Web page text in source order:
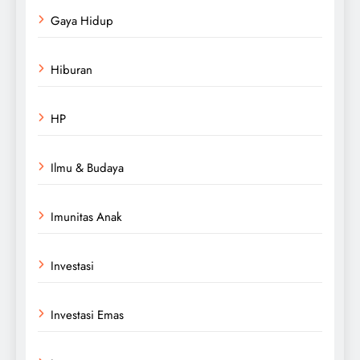
Gaya Hidup
Hiburan
HP
Ilmu & Budaya
Imunitas Anak
Investasi
Investasi Emas